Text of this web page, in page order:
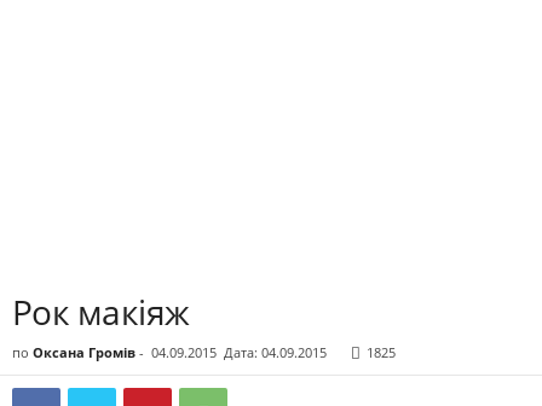
Рок макіяж
по Оксана Громів - 04.09.2015 Дата: 04.09.2015 1825